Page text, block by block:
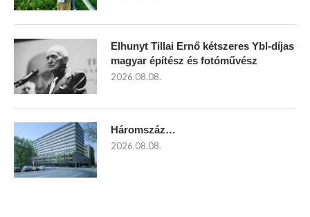
Elhunyt Tillai Ernő kétszeres Ybl-díjas
magyar építész és fotóművész
2026.08.08.
Háromszáz…
2026.08.08.